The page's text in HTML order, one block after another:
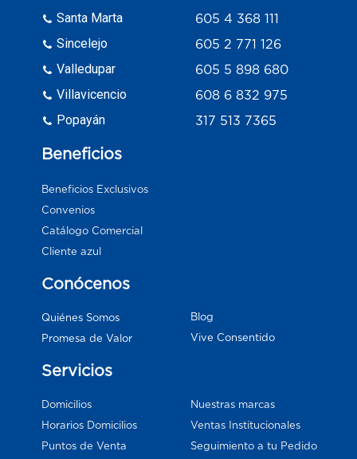
Santa Marta
Sincelejo
Valledupar
Villavicencio
Popayán
605 4 368 111
605 2 771 126
605 5 898 680
608 6 832 975
317 513 7365
Beneficios
Beneficios Exclusivos
Convenios
Catálogo Comercial
Cliente azul
Conócenos
Quiénes Somos
Promesa de Valor
Blog
Vive Consentido
Servicios
Domicilios
Horarios Domicilios
Puntos de Venta
Nuestras marcas
Ventas Institucionales
Seguimiento a tu Pedido